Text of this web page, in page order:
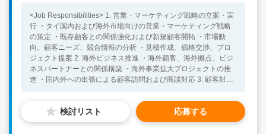
<Job Responsibilities> 1. 営業・マーケティング戦略の立案・実
行 ・タイ国内および海外市場向けの営業・マーケティング戦略
の策定 ・既存顧客との関係強化および新規顧客開拓 ・市場動
向、顧客ニーズ、競合情報の分析 ・見積作成、価格交渉、プロ
ジェクト提案 2. 海外ビジネス推進 ・海外顧客、海外拠点、ビジ
ネスパートナーとの関係構築 ・海外事業拡大プロジェクトの推
進 ・国内外への出張による顧客訪問および商談対応 3. 顧客対
的な信頼関係の構築 ・顧客訪問、会議、契約交渉への対応 4. 社
内調整・プロジェクト管理 ・生産、品質保証、技術、購買、物
流部門との連携 ・顧客要求事項への対応およびプロジェクト進
検討リスト 応募する